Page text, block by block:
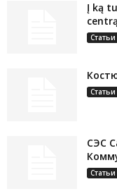
Į ką
centrą
Статьи
Статьи
СЭС
Статьи